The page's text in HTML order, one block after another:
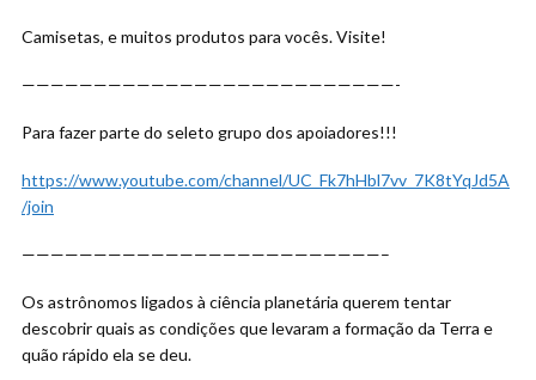
Camisetas, e muitos produtos para vocês. Visite!
——————————————————————————-
Para fazer partedo seleto grupo dos apoiadores!!!
https://www.youtube.com/channel/UC_Fk7hHbl7vv_7K8tYqJd5A
/join
—————————————————————————–
Os astrônomos ligados à ciência planetária querem tentar
descobrir quais as condições que levaram a formação da Terra e
quão rápido ela se deu.